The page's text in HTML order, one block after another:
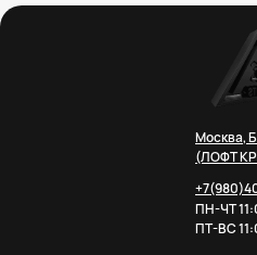
Москва,
(ЛОФТ
ПН-ЧТ
ПТ-ВС